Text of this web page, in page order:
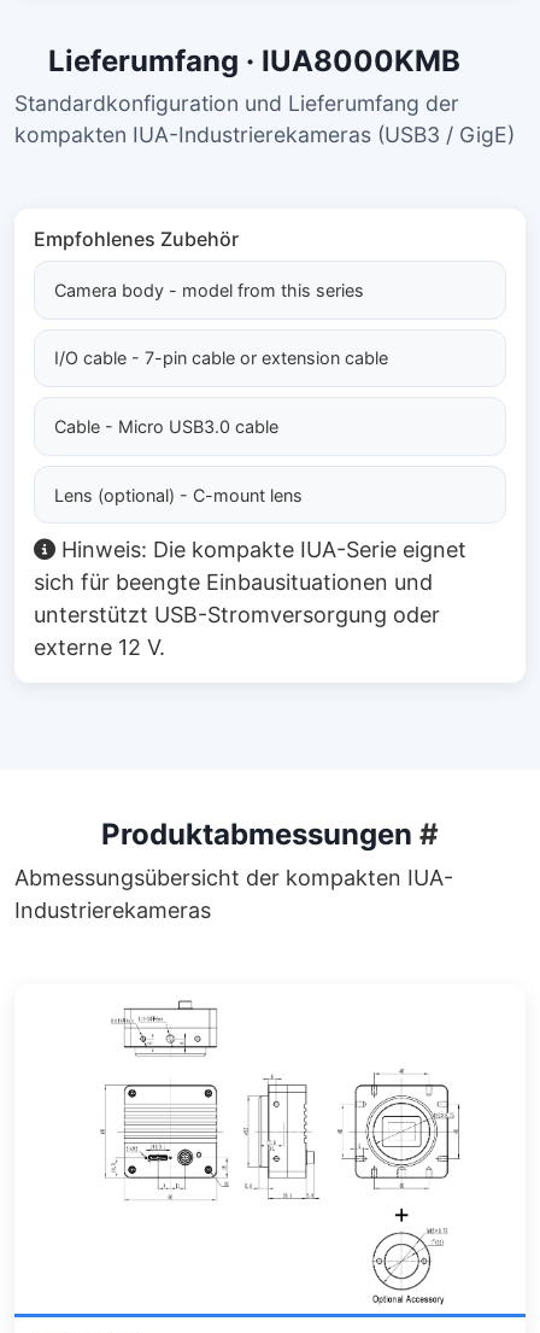
Lieferumfang · IUA8000KMB
Standardkonfiguration und Lieferumfang der
kompakten IUA-Industrierekameras (USB3 / GigE)
Empfohlenes Zubehör
Camera body - model from this series
I/O cable - 7-pin cable or extension cable
Cable - Micro USB3.0 cable
Lens (optional) - C-mount lens
Hinweis: Die kompakte IUA-Serie eignet
sich für beengte Einbausituationen und
unterstützt USB-Stromversorgung oder
externe 12 V.
Produktabmessungen #
Abmessungsübersicht der kompakten IUA-
Industrierekameras